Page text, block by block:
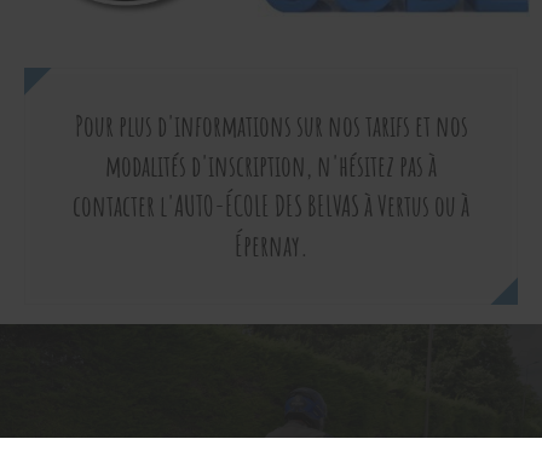
Pour plus d'informations sur nos tarifs et nos
modalités d'inscription, n'hésitez pas à
contacter l'AUTO-ÉCOLE DES BELVAS à Vertus ou à
Épernay.